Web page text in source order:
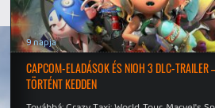
9 napja
CAPCOM-ELADÁSOK ÉS NIOH 3 DLC-TRAILER
TÖRTÉNT KEDDEN